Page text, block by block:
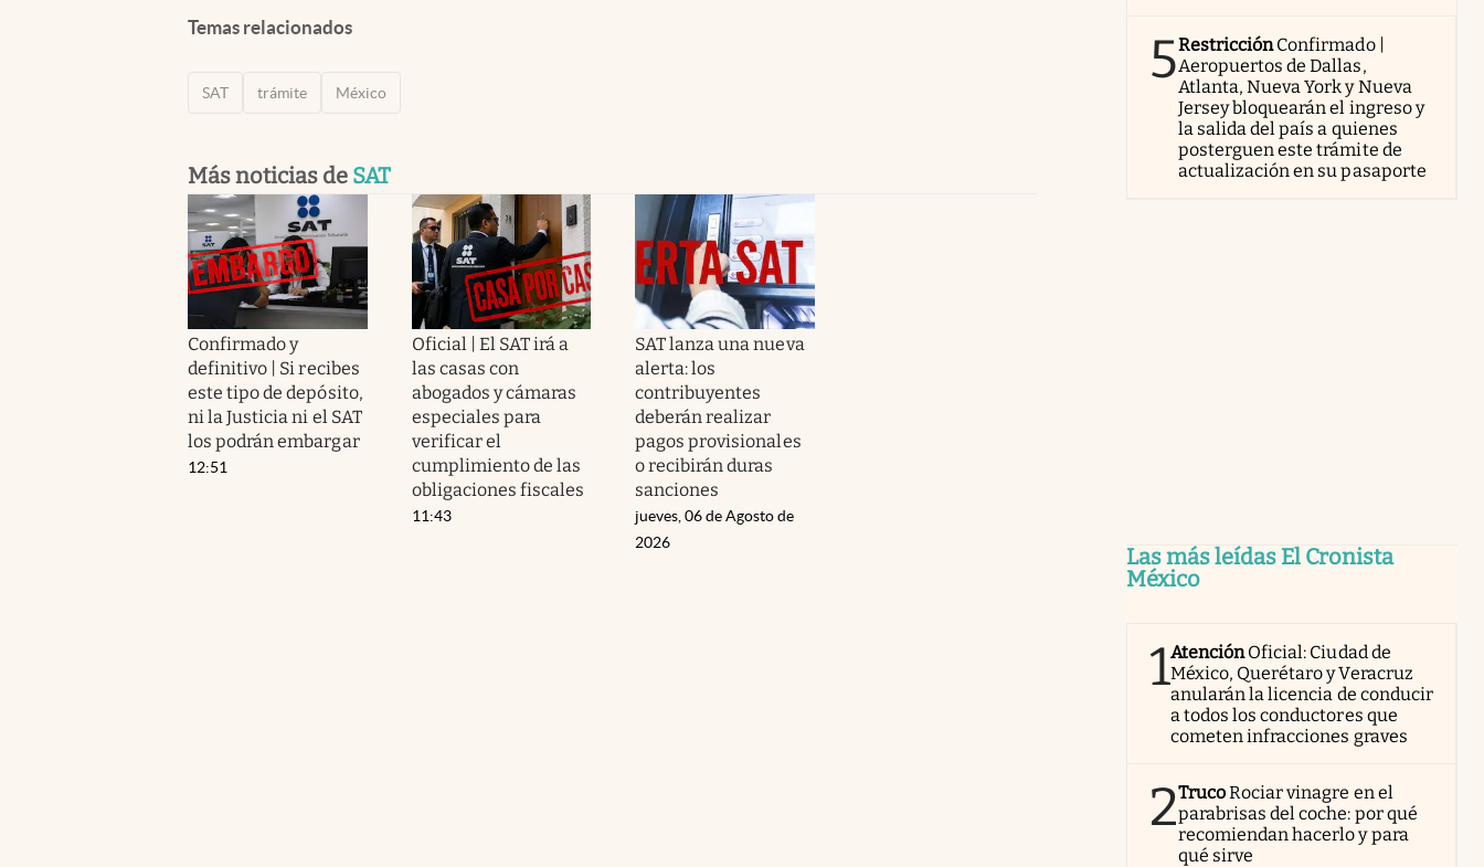
Temas relacionados
SAT trámite México
Más noticias de SAT
Confirmado y
definitivo | Si recibes
este tipo de depósito,
ni la Justicia ni el SAT
los podrán embargar
12:51
Oficial | El SAT irá a
las casas con
abogados y cámaras
especiales para
verificar el
cumplimiento de las
obligaciones fiscales
11:43
SAT lanza una nueva
alerta: los
contribuyentes
deberán realizar
pagos provisionales
o recibirán duras
sanciones
jueves, 06 de Agosto de
2026
5RestricciónConfirmado |
Aeropuertos de Dallas,
Atlanta, Nueva York y Nueva
Jersey bloquearán el ingreso y
la salida del país a quienes
posterguen este trámite de
actualización en su pasaporte
Las más leídas El Cronista
México
1AtenciónOficial: Ciudad de
México, Querétaro y Veracruz
anularán la licencia de conducir
a todos los conductores que
cometen infracciones graves
2TrucoRociar vinagre en el
parabrisas del coche: por qué
recomiendan hacerlo y para
qué sirve